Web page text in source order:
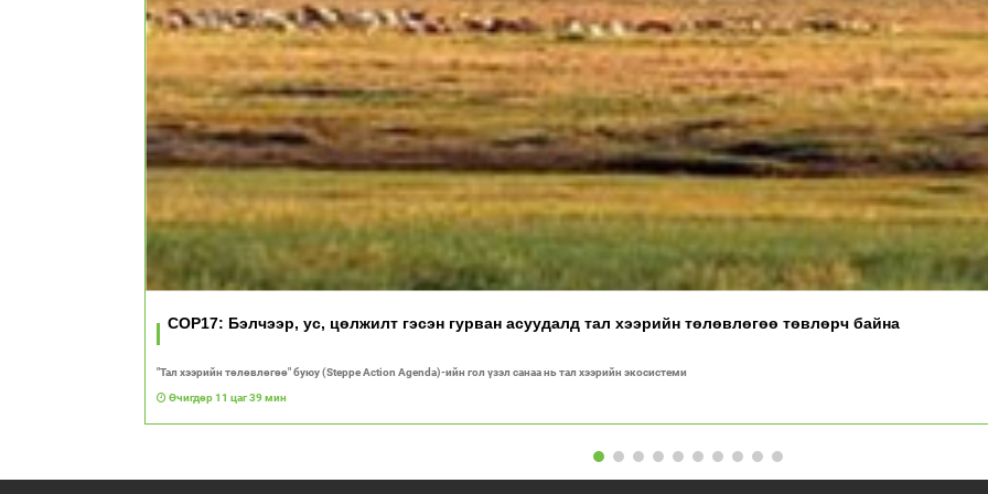
COP17: Бэлчээр, ус, цөлжилт гэсэн гурван асуудалд тал хээрийн төлөвлөгөө төвлөрч байна
"Тал хээрийн төлөвлөгөө" буюу (Steppe Action Agenda)-ийн гол үзэл санаа нь тал хээрийн экосистеми
Өчигдөр 11 цаг 39 мин